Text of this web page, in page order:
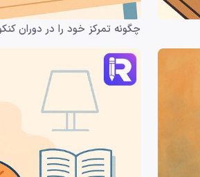
چگونه تمرکز خود را در دوران